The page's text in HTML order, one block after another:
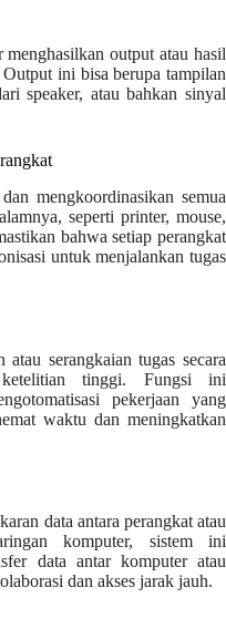
menghasilkan output atau hasil
ini bisa berupa tampilan
speaker, atau bahkan sinyal
mengkoordinasikan semua
seperti printer, mouse,
bahwa setiap perangkat
untuk menjalankan tugas
serangkaian tugas secara
tinggi. Fungsi ini
pekerjaan yang
waktu dan meningkatkan
data antara perangkat atau
komputer, sistem ini
data antar komputer atau
dan akses jarak jauh.